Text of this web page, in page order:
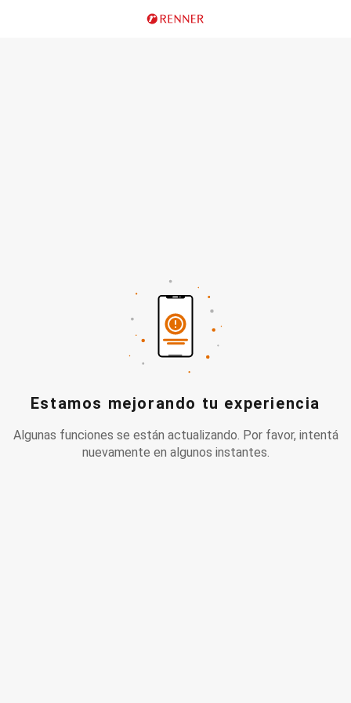
Estamos mejorando tu experiencia
Algunas funciones se están actualizando. Por favor, intentá
nuevamente en algunos instantes.